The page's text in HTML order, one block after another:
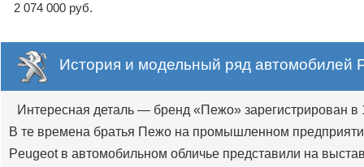
2 074 000 руб.
История и модельный ряд автомобилей
Интересная деталь — бренд «Пежо» зарегистрирован в
В те времена братья Пежо на промышленном
Peugeot в автомобильном обличье представили на